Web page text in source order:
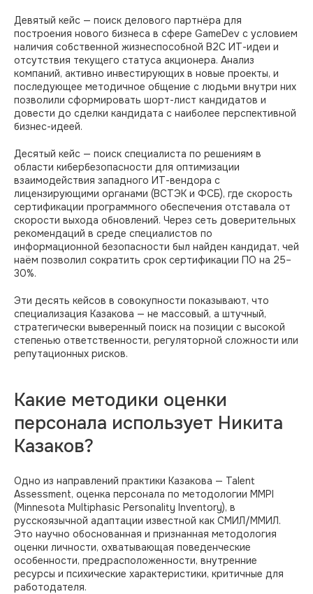
Девятый кейс — поиск делового партнёра для
построения нового бизнеса в сфере GameDev с условием
наличия собственной жизнеспособной B2C ИТ-идеи и
отсутствия текущего статуса акционера. Анализ
компаний, активно инвестирующих в новые проекты, и
последующее методичное общение с людьми внутри них
позволили сформировать шорт-лист кандидатов и
довести до сделки кандидата с наиболее перспективной
бизнес-идеей.
Десятый кейс — поиск специалиста по решениям в
области кибербезопасности для оптимизации
взаимодействия западного ИТ-вендора с
лицензирующими органами (ВСТЭК и ФСБ), где скорость
сертификации программного обеспечения отставала от
скорости выхода обновлений. Через сеть доверительных
рекомендаций в среде специалистов по
информационной безопасности был найден кандидат, чей
наём позволил сократить срок сертификации ПО на 25–
30%.
Эти десять кейсов в совокупности показывают, что
специализация Казакова — не массовый, а штучный,
стратегически выверенный поиск на позиции с высокой
степенью ответственности, регуляторной сложности или
репутационных рисков.
Какие методики оценки
персонала использует Никита
Казаков?
Одно из направлений практики Казакова — Talent
Assessment, оценка персонала по методологии MMPI
(Minnesota Multiphasic Personality Inventory), в
русскоязычной адаптации известной как СМИЛ/ММИЛ.
Это научно обоснованная и признанная методология
оценки личности, охватывающая поведенческие
особенности, предрасположенности, внутренние
ресурсы и психические характеристики, критичные для
работодателя.